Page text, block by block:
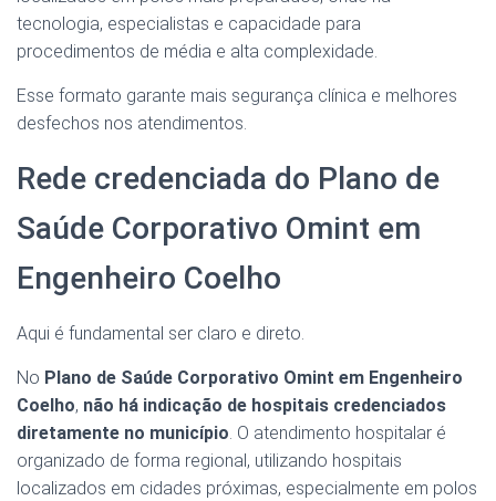
tecnologia, especialistas e capacidade para
procedimentos de média e alta complexidade.
Esse formato garante mais segurança clínica e melhores
desfechos nos atendimentos.
Rede credenciada do Plano de
Saúde Corporativo Omint em
Engenheiro Coelho
Aqui é fundamental ser claro e direto.
No Plano de Saúde Corporativo Omint em Engenheiro
Coelho, não há indicação de hospitais credenciados
diretamente no município. O atendimento hospitalar é
organizado de forma regional, utilizando hospitais
localizados em cidades próximas, especialmente em polos